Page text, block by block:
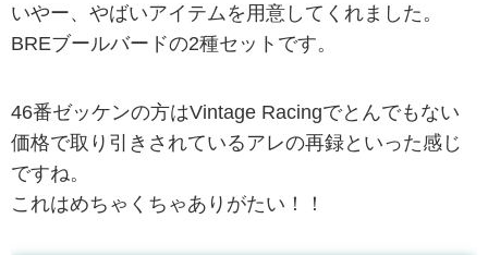
いやー、やばいアイテムを用意してくれました。
BREブールバードの2種セットです。
46番ゼッケンの方はVintage Racingでとんでもない
価格で取り引きされているアレの再録といった感じ
ですね。
これはめちゃくちゃありがたい！！